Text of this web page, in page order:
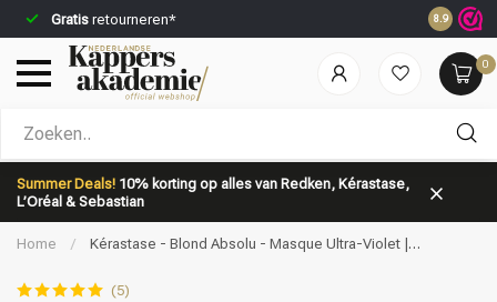
Gratis retourneren* Voor
8.9
0
Summer Deals! 10% korting op alles van Redken, Kérastase,
L’Oréal & Sebastian
Welke categorie ben jij naar op zoek?
Home /
Kérastase - Blond Absolu - Masque Ultra-Violet |
(5)